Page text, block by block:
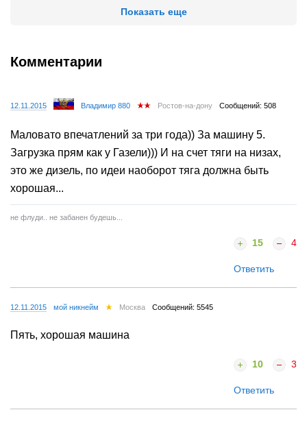
Показать еще
Комментарии
12.11.2015 Владимир 880 Ростов-на-дону Сообщений: 508
Маловато впечатлений за три года)) За машину 5.
Загрузка прям как у Газели))) И на счет тяги на низах,
это же дизель, по идеи наоборот тяга должна быть
хорошая...
не флуди.. не забанен будешь...
15 4
Ответить
12.11.2015 мой никнейм Москва Сообщений: 5545
Пять, хорошая машина
10 3
Ответить